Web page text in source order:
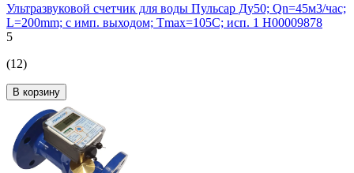
Ультразвуковой счетчик для воды Пульсар Ду50; Qn=45м3/час;
L=200mm; с имп. выходом; Тmax=105С; исп. 1 Н00009878
5
(12)
В корзину